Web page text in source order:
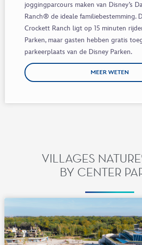
joggingparcours maken van Disney’s
Ranch® de ideale familiebestemming.
Crockett Ranch ligt op 15 minuten
Parken, maar gasten hebben gratis
parkeerplaats van de Disney Parken.
MEER WETEN
VILLAGES
BY CENTER